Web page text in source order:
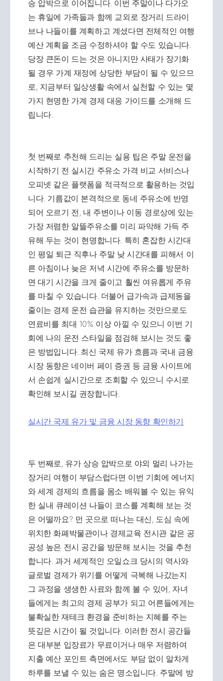
승 압박으로 이어집니다. 이번 주말이나 다가오
는 휴일에 가족들과 함께 교외로 장거리 드라이
브나 나들이를 계획하고 계셨다면 전체적인 여행
예산 계획을 조금 수정하셔야 할 수도 있습니다.
당장 큰돈이 드는 것은 아니지만 사태가 장기화
될 경우 가계 재정에 상당한 부담이 될 수 있으므
로, 지금부터 일상생활 속에서 실천할 수 있는 몇
가지 현명한 가계 경제 대응 가이드를 소개해 드
립니다.
첫 번째로 추천해 드리는 실용 팁은 주말 운전을
시작하기 전 실시간 주유소 가격 비교 서비스나
오피넷 같은 플랫폼을 적극적으로 활용하는 것입
니다. 기름값이 본격적으로 동네 주유소에 반영
되어 오르기 전, 내 주변이나 이동 경로상에 있는
가장 저렴한 알뜰주유소를 미리 파악해 가득 주
유해 두는 것이 현명합니다. 특히 혼잡한 시간대
인 평일 퇴근 직후나 주말 낮 시간대를 피해서 이
른 아침이나 늦은 저녁 시간에 주유소를 방문하
면 대기 시간을 크게 줄이고 훨씬 여유롭게 주유
를 마칠 수 있습니다. 더불어 급가속과 급제동을
줄이는 경제 운전 습관을 유지하는 것만으로도
연료비를 최대 10% 이상 아낄 수 있으니 이번 기
회에 나의 운전 스타일을 점검해 보시는 것도 좋
은 방법입니다. 최신 국제 유가 흐름과 국내 금융
시장 동향은 네이버 페이 증권 등 금융 사이트에
서 손쉽게 실시간으로 조회할 수 있으니 수시로
확인해 보시길 권장합니다.
실시간 국제 유가 및 금융 시장 동향 확인하기
두 번째로, 유가 상승 압박으로 야외 멀리 나가는
장거리 여행이 부담스럽다면 이번 기회에 에너지
와 세계 경제의 흐름을 몸소 배워볼 수 있는 유익
한 실내 큐레이션 나들이 코스를 계획해 보는 것
은 어떨까요? 먼 곳으로 떠나는 대신, 도심 속에
위치한 화폐박물관이나 경제교육 전시관 같은 공
공성 높은 전시 공간을 방문해 보시는 것을 추천
합니다. 과거 세계적인 오일쇼크 당시의 역사와
글로벌 경제가 위기를 어떻게 극복해 나갔는지
그 과정을 생생한 사료와 함께 볼 수 있어, 자녀
들에게는 최고의 경제 공부가 되고 어른들에게는
불확실한 재테크 환경을 준비하는 지혜를 주는
뜻깊은 시간이 될 것입니다. 이러한 전시 공간들
은 대부분 입장료가 무료이거나 매우 저렴하여
지출 예산 포인트 측면에서도 부담 없이 알차게
하루를 보낼 수 있는 숨은 명소입니다. 주말에 방